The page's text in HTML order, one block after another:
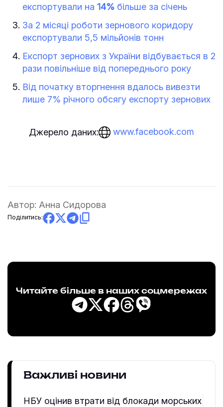
експортували на 14% більше за січень
За 2 місяці роботи зернового коридору
експортували 5,5 мільйонів тонн
Експорт зернових з України відбувається в 2
рази повільніше від попереднього року
Від початку вторгнення вдалось вивезти
лише 7% річного обсягу експорту зернових
Джерело даних: www.facebook.com
Автор: Анна Сидорова
Поділитись:
Читайте більше в наших соцмережах
Важливі новини
НБУ оцінив втрати від блокади морських